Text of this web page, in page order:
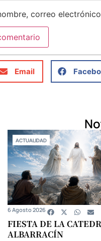
correo
Email
ACTUALIDAD
FIESTA DE LA
ALBARRACÍN
6 Agosto 2026